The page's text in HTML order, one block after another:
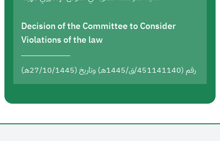
Decision of the Committee to Consider
Violations of the law
رقم (451141140/ق/1445هـ) وتاريخ (27/10/1445هـ)